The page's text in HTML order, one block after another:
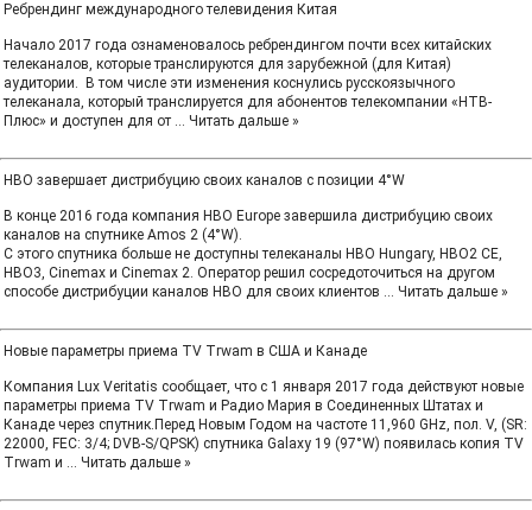
Ребрендинг международного телевидения Китая
Начало 2017 года ознаменовалось ребрендингом почти всех китайских
телеканалов, которые транслируются для зарубежной (для Китая)
аудитории. В том числе эти изменения коснулись русскоязычного
телеканала, который транслируется для абонентов телекомпании «НТВ-
Плюс» и доступен для от ... Читать дальше »
HBO завершает дистрибуцию своих каналов с позиции 4°W
В конце 2016 года компания HBO Europe завершила дистрибуцию своих
каналов на спутнике Amos 2 (4°W).
С этого спутника больше не доступны телеканалы HBO Hungary, HBO2 CE,
HBO3, Cinemax и Cinemax 2. Оператор решил сосредоточиться на другом
способе дистрибуции каналов HBO для своих клиентов ... Читать дальше »
Новые параметры приема TV Trwam в США и Канаде
Компания Lux Veritatis сообщает, что с 1 января 2017 года действуют новые
параметры приема TV Trwam и Радио Мария в Соединенных Штатах и
Канаде через спутник.Перед Новым Годом на частоте 11,960 GHz, пол. V, (SR:
22000, FEC: 3/4; DVB-S/QPSK) спутника Galaxy 19 (97°W) появилась копия TV
Trwam и ... Читать дальше »